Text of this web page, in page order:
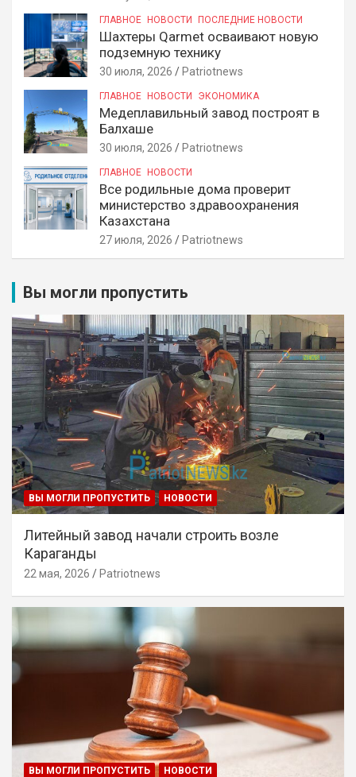
ГЛАВНОЕ НОВОСТИ ПОСЛЕДНИЕ НОВОСТИ
Шахтеры Qarmet осваивают новую
подземную технику
30 июля, 2026 Patriotnews
ГЛАВНОЕ НОВОСТИ ЭКОНОМИКА
Медеплавильный завод построят в
Балхаше
30 июля, 2026 Patriotnews
ГЛАВНОЕ НОВОСТИ
Все родильные дома проверит
министерство здравоохранения
Казахстана
27 июля, 2026 Patriotnews
Вы могли пропустить
ВЫ МОГЛИ ПРОПУСТИТЬ НОВОСТИ
Литейный завод начали строить возле
Караганды
22 мая, 2026 Patriotnews
ВЫ МОГЛИ ПРОПУСТИТЬ
НОВОСТИ